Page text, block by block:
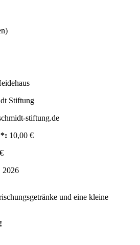
Stiftung
stiftung.de
10,00 €
2026
und eine kleine